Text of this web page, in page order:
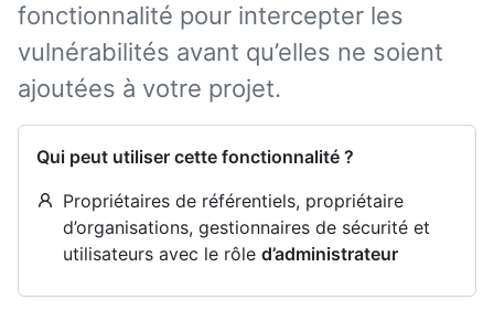
fonctionnalité pour intercepter les
vulnérabilités avant qu’elles ne soient
ajoutées à votre projet.
Qui peut utiliser cette fonctionnalité ?
Propriétaires de référentiels, propriétaire
d’organisations, gestionnaires de sécurité et
utilisateurs avec le rôle d’administrateur